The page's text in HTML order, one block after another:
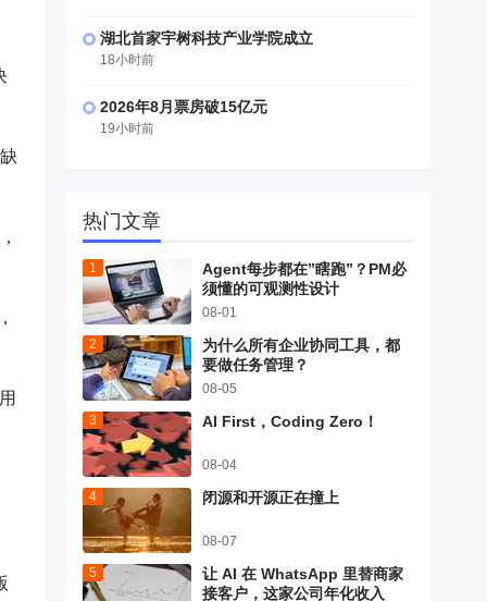
湖北首家宇树科技产业学院成立
18小时前
2026年8月票房破15亿元
19小时前
热门文章
Agent每步都在”瞎跑”？PM必
须懂的可观测性设计
08-01
为什么所有企业协同工具，都
要做任务管理？
08-05
AI First，Coding Zero！
08-04
闭源和开源正在撞上
08-07
让 AI 在 WhatsApp 里替商家
接客户，这家公司年化收入